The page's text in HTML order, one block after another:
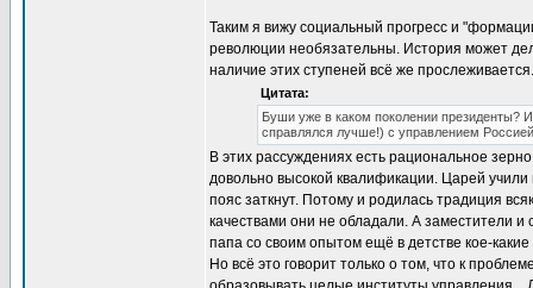
Таким я вижу социальный прогресс и
революции необязательны. История может
наличие этих ступеней всё же
Цитата:
Буши уже в каком поколении президенты?
справлялся лучше!) с управлением
В этих рассуждениях есть рациональное
довольно высокой квалификации. Царей
пояс заткнут. Потому и родилась традиция
качествами они не обладали. А заместители
папа со своим опытом ещё в детстве кое-
Но всё это говорит только о том, что к